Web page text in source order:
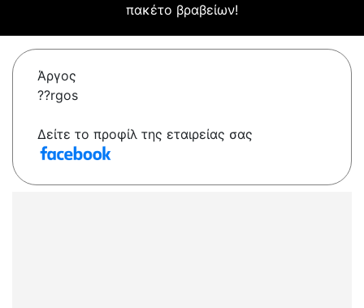
πακέτο βραβείων!
Άργος
??rgos
Δείτε το προφίλ της εταιρείας σας